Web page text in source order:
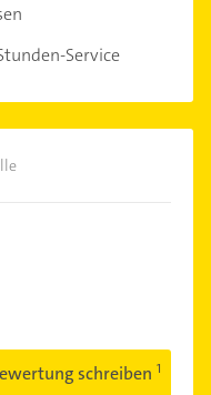
Service
schreiben